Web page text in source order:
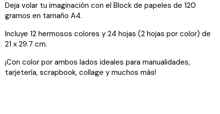
Deja volar tu imaginación con el Block de papeles de 120
gramos en tamaño A4.
Incluye 12 hermosos colores y 24 hojas (2 hojas por color) de
21 x 29.7 cm.
¡Con color por ambos lados ideales para manualidades,
tarjetería, scrapbook, collage y muchos más!